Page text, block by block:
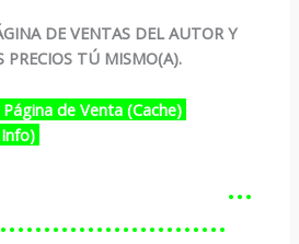
DE VENTAS DEL AUTOR Y
PRECIOS TÚ MISMO(A).
Página de Venta (Cache)